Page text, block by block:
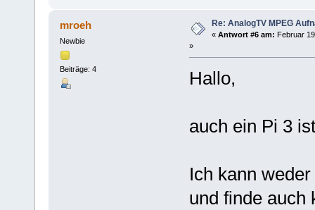
mroeh
Newbie
Beiträge: 4
Re: AnalogTV MPEG
« Antwort #6 am: Februar
»
Hallo,
auch ein Pi 3
Ich kann
und finde